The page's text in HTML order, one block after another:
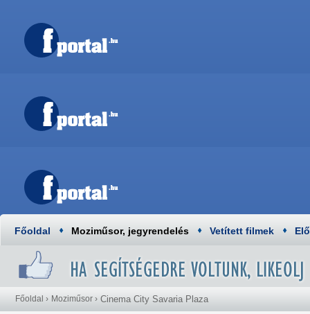
Főoldal Moziműsor, jegyrendelés Vetített filmek
Főoldal › Moziműsor › Cinema City Savaria Plaza